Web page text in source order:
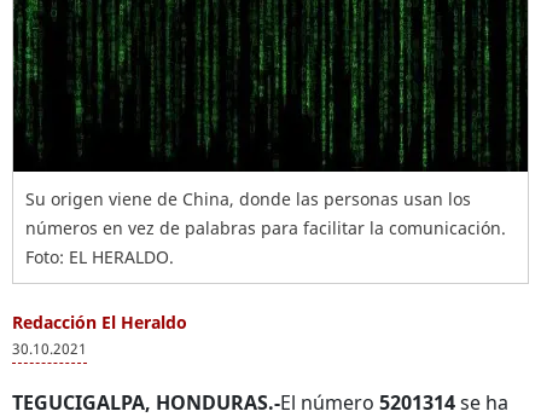
Su origen viene de China, donde las personas usan los
números en vez de palabras para facilitar la comunicación.
Foto: EL HERALDO.
Redacción El Heraldo
30.10.2021
TEGUCIGALPA, HONDURAS.-El número 5201314se ha